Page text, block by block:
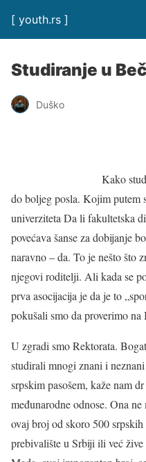
[ youth.rs ]
Studiranje u
Duško
Kako
do boljeg posla. Kojim putem
univerziteta Da li fakultetska
povećava šanse za dobijanje
naravno – da. To je nešto što
njegovi roditelji. Ali kada se
prva asocijacija je da je to
pokušali smo da proverimo
U zgradi smo Rektorata.
studirali mnogi znani i
srpskim pasošem, kaže nam
međunarodne odnose. Ona
ovaj broj od skoro 500
prebivalište u Srbiji ili već